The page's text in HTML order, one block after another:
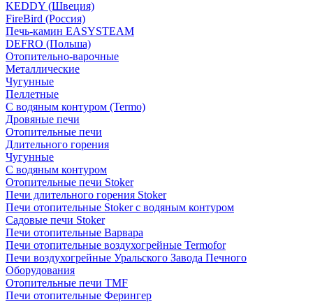
KEDDY (Швеция)
FireBird (Россия)
Печь-камин EASYSTEAM
DEFRO (Польша)
Отопительно-варочные
Металлические
Чугунные
Пеллетные
С водяным контуром (Termo)
Дровяные печи
Отопительные печи
Длительного горения
Чугунные
C водяным контуром
Отопительные печи Stoker
Печи длительного горения Stoker
Печи отопительные Stoker с водяным контуром
Садовые печи Stoker
Печи отопительные Варвара
Печи отопительные воздухогрейные Termofor
Печи воздухогрейные Уральского Завода Печного
Оборудования
Отопительные печи TMF
Печи отопительные Ферингер